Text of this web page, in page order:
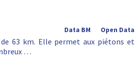
Open Data
Data BM
63 km. Elle permet aux piétons et
…